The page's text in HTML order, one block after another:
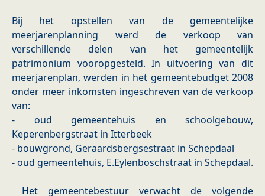
Bij het opstellen van de gemeentelijke
meerjarenplanning werd de verkoop van
verschillende delen van het gemeentelijk
patrimonium vooropgesteld. In uitvoering van dit
meerjarenplan, werden in het gemeentebudget 2008
onder meer inkomsten ingeschreven van de verkoop
van:
- oud gemeentehuis en schoolgebouw,
Keperenbergstraat in Itterbeek
- bouwgrond, Geraardsbergsestraat in Schepdaal
- oud gemeentehuis, E.Eylenboschstraat in Schepdaal.
Het gemeentebestuur verwacht de volgende